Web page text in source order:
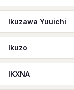
Ikuzawa Yuuichi
Ikuzo
IKXNA